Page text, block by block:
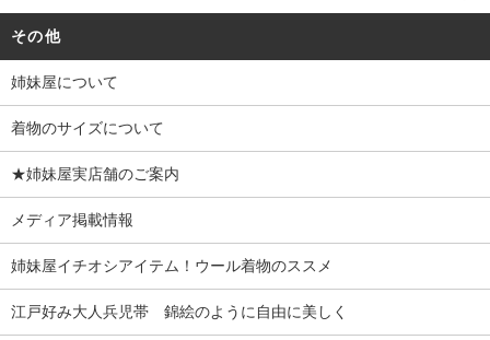
その他
姉妹屋について
着物のサイズについて
★姉妹屋実店舗のご案内
メディア掲載情報
姉妹屋イチオシアイテム！ウール着物のススメ
江戸好み大人兵児帯 錦絵のように自由に美しく